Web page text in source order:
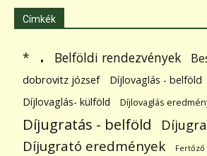
Címkék
* . Belföldi rendezvények
dobrovitz józsef
Díjlovaglás - belföld
Díjlovaglás- külföld
Díjlovaglás
Díjugratás - belföld
Díjugrató eredmények Fertőző